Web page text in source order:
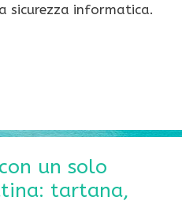
sicurezza informatica.
un solo
tartana,